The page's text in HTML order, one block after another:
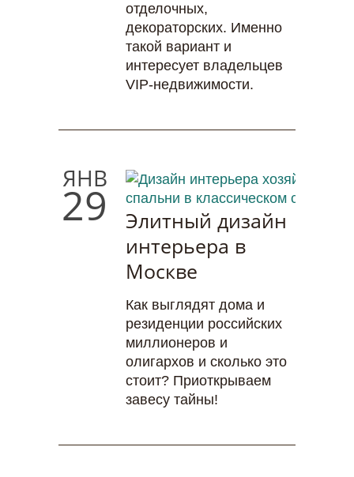
отделочных,
декораторских. Именно
такой вариант и
интересует владельцев
VIP-недвижимости.
ЯНВ
29
Элитный дизайн
интерьера в
Москве
Как выглядят дома и
резиденции российских
миллионеров и
олигархов и сколько это
стоит? Приоткрываем
завесу тайны!